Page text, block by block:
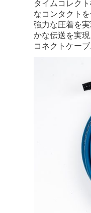
タイムコレク
なコンタクト
強力な圧着を
かな伝送を実
コネクトケーブ